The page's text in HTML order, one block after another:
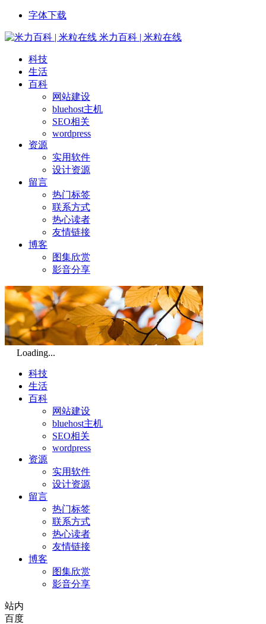
字体下载
米力百科 | 米粒在线
科技
生活
百科
网站建设
bluehost主机
SEO相关
wordpress
资源
实用软件
设计资源
留言
热门标签
联系方式
热心读者
友情链接
博客
图集欣赏
影音分享
Loading...
科技
生活
百科
网站建设
bluehost主机
SEO相关
wordpress
资源
实用软件
设计资源
留言
热门标签
联系方式
热心读者
友情链接
博客
图集欣赏
影音分享
站内
百度